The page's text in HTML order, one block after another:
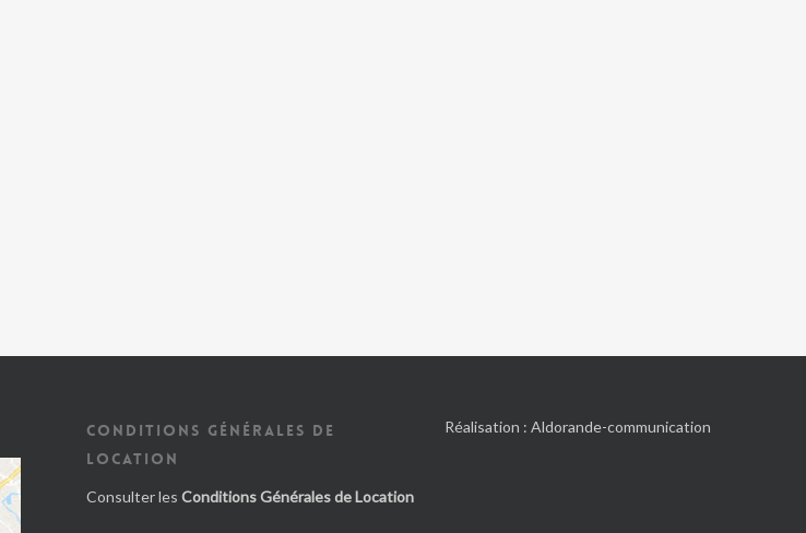
CONDITIONS GÉNÉRALES DE
LOCATION
Consulter les Conditions Générales de Location
Réalisation :Aldorande-communication